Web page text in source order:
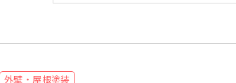
外壁・屋根塗装